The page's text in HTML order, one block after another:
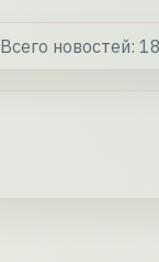
Всего новостей: